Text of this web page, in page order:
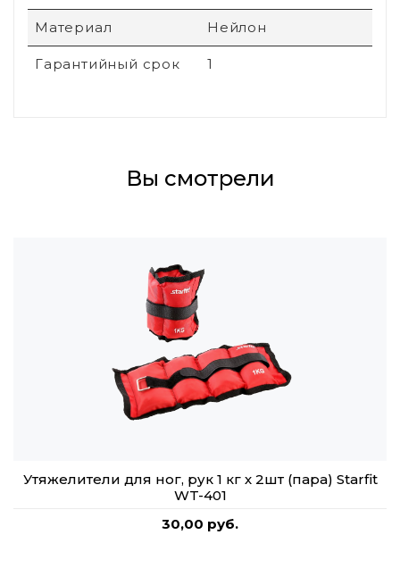
Материал Нейлон
Гарантийный срок 1
Вы смотрели
Утяжелители для ног, рук 1 кг х 2шт (пара) Starfit
WT-401
30,00 руб.